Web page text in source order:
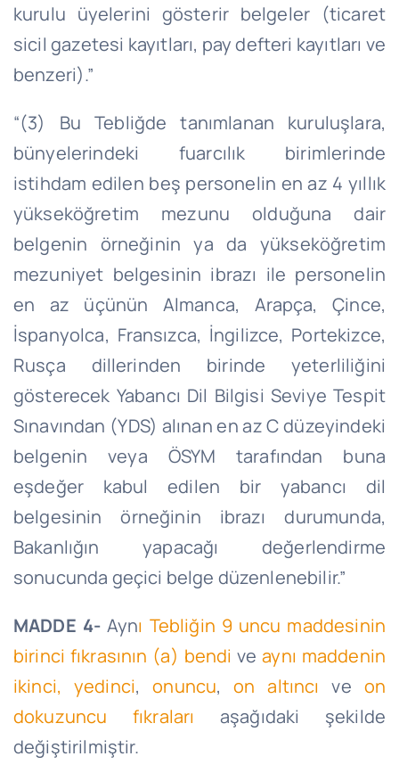
kurulu üyelerini gösterir belgeler (ticaret
sicil gazetesi kayıtları, pay defteri kayıtları ve
benzeri).”
“(3) Bu Tebliğde tanımlanan kuruluşlara,
bünyelerindeki fuarcılık birimlerinde
istihdam edilen beş personelin en az 4 yıllık
yükseköğretim mezunu olduğuna dair
belgenin örneğinin ya da yükseköğretim
mezuniyet belgesinin ibrazı ile personelin
en az üçünün Almanca, Arapça, Çince,
İspanyolca, Fransızca, İngilizce, Portekizce,
Rusça dillerinden birinde yeterliliğini
gösterecek Yabancı Dil Bilgisi Seviye Tespit
Sınavından (YDS) alınan en az C düzeyindeki
belgenin veya ÖSYM tarafından buna
eşdeğer kabul edilen bir yabancı dil
belgesinin örneğinin ibrazı durumunda,
Bakanlığın yapacağı değerlendirme
sonucunda geçici belge düzenlenebilir.”
MADDE 4- Aynı Tebliğin 9 uncu maddesinin
birinci fıkrasının (a) bendi veaynı maddenin
ikinci, yedinci,onuncu, on altıncı ve on
dokuzuncu fıkraları aşağıdaki şekilde
değiştirilmiştir.